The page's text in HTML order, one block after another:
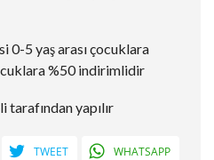
0-5 yaş arası çocuklara
%50 indirimlidir
tarafından yapılır
TWEET WHATSAPP